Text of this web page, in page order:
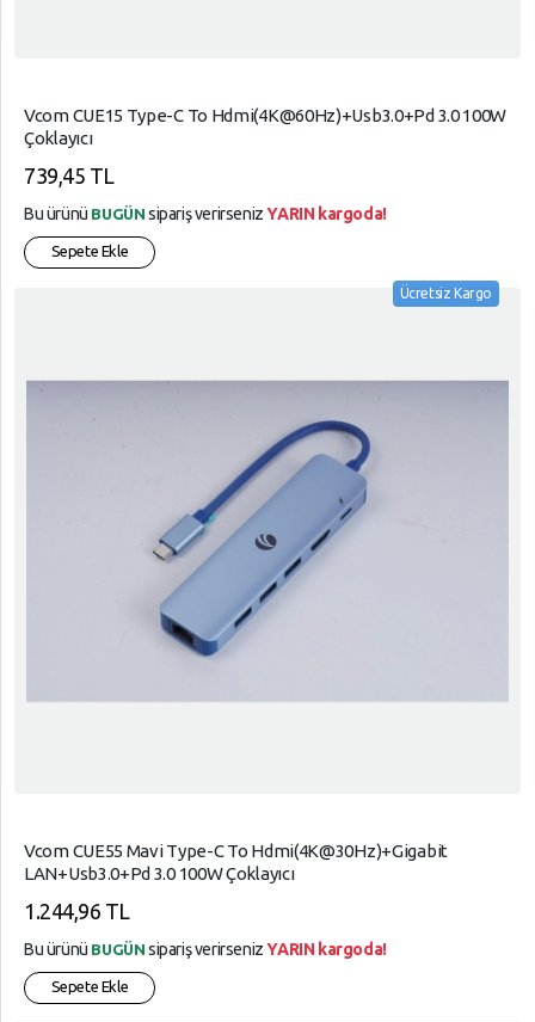
Vcom CUE15 Type-C To Hdmi(4K@60Hz)+Usb3.0+Pd 3.0 100W
Çoklayıcı
739,45 TL
Bu ürünü BUGÜN sipariş verirsenizYARIN kargoda!
Sepete Ekle
Ücretsiz Kargo
Vcom CUE55 Mavi Type-C To Hdmi(4K@30Hz)+Gigabit
LAN+Usb3.0+Pd 3.0 100W Çoklayıcı
1.244,96 TL
Bu ürünü BUGÜN sipariş verirsenizYARIN kargoda!
Sepete Ekle